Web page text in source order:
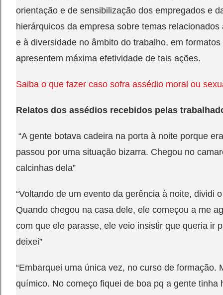
orientação e de sensibilização dos empregados e
hierárquicos da empresa sobre temas
e à diversidade no âmbito do trabalho, em
apresentem máxima efetividade de tais ações.
Saiba o que fazer caso sofra assédio moral ou
Relatos dos assédios recebidos pelas
“A gente botava cadeira na porta à noite porque
passou por uma situação bizarra. Chegou no
calcinhas dela”
“Voltando de um evento da gerência à noite, dividi
Quando chegou na casa dele, ele começou a me
com que ele parasse, ele veio insistir que queria ir
deixei”
“Embarquei uma única vez, no curso de formação.
químico. No começo fiquei de boa pq a gente tinha